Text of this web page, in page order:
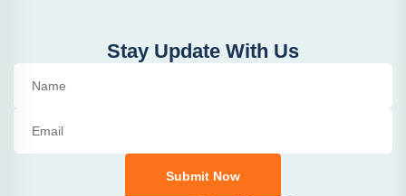
Stay Update With Us
Submit Now